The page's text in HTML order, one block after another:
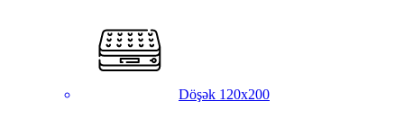
Döşək 120x200